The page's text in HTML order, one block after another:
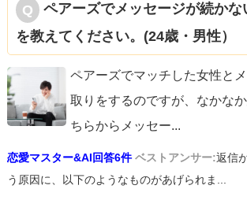
ペアーズでメッセージが続かな
を教えてください。(24歳・男性）
ペアーズでマッチした女性と
取りをするのですが、なかな
ちらからメッセー...
恋愛マスター&AI回答6件 ベストアンサー:返信
う原因に、以下のようなものがあげられま...